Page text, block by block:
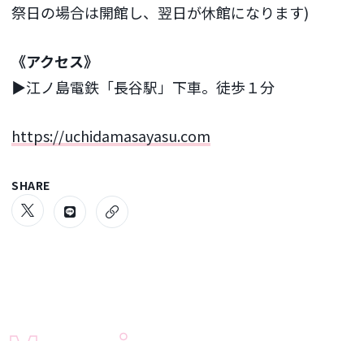
祭日の場合は開館し、翌日が休館になります)
《アクセス》
▶︎江ノ島電鉄「長谷駅」下車。徒歩１分
https://uchidamasayasu.com
SHARE